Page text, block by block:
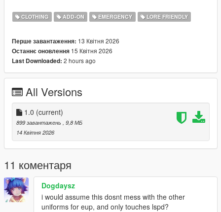
.
CLOTHING ADD-ON EMERGENCY LORE FRIENDLY
Перше завантаження: 13 Квітня 2026
Останнє оновлення 15 Квітня 2026
Last Downloaded: 2 hours ago
All Versions
1.0 (current)
899 завантажень
, 9,8 МБ
14 Квітня 2026
11 коментаря
Dogdaysz
i would assume this dosnt mess with the other
uniforms for eup, and only touches lspd?